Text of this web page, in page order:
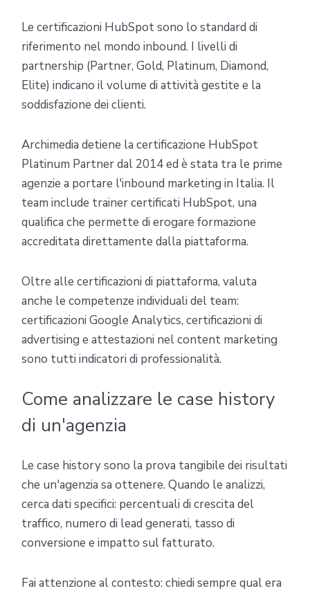
Le certificazioni HubSpot sono lo standard di
riferimento nel mondo inbound. I livelli di
partnership (Partner, Gold, Platinum, Diamond,
Elite) indicano il volume di attività gestite e la
soddisfazione dei clienti.
Archimedia detiene la certificazione HubSpot
Platinum Partner dal 2014 ed è stata tra le prime
agenzie a portare l'inbound marketing in Italia. Il
team include trainer certificati HubSpot, una
qualifica che permette di erogare formazione
accreditata direttamente dalla piattaforma.
Oltre alle certificazioni di piattaforma, valuta
anche le competenze individuali del team:
certificazioni Google Analytics, certificazioni di
advertising e attestazioni nel content marketing
sono tutti indicatori di professionalità.
Come analizzare le case history
di un'agenzia
Le case history sono la prova tangibile dei risultati
che un'agenzia sa ottenere. Quando le analizzi,
cerca dati specifici: percentuali di crescita del
traffico, numero di lead generati, tasso di
conversione e impatto sul fatturato.
Fai attenzione al contesto: chiedi sempre qual era